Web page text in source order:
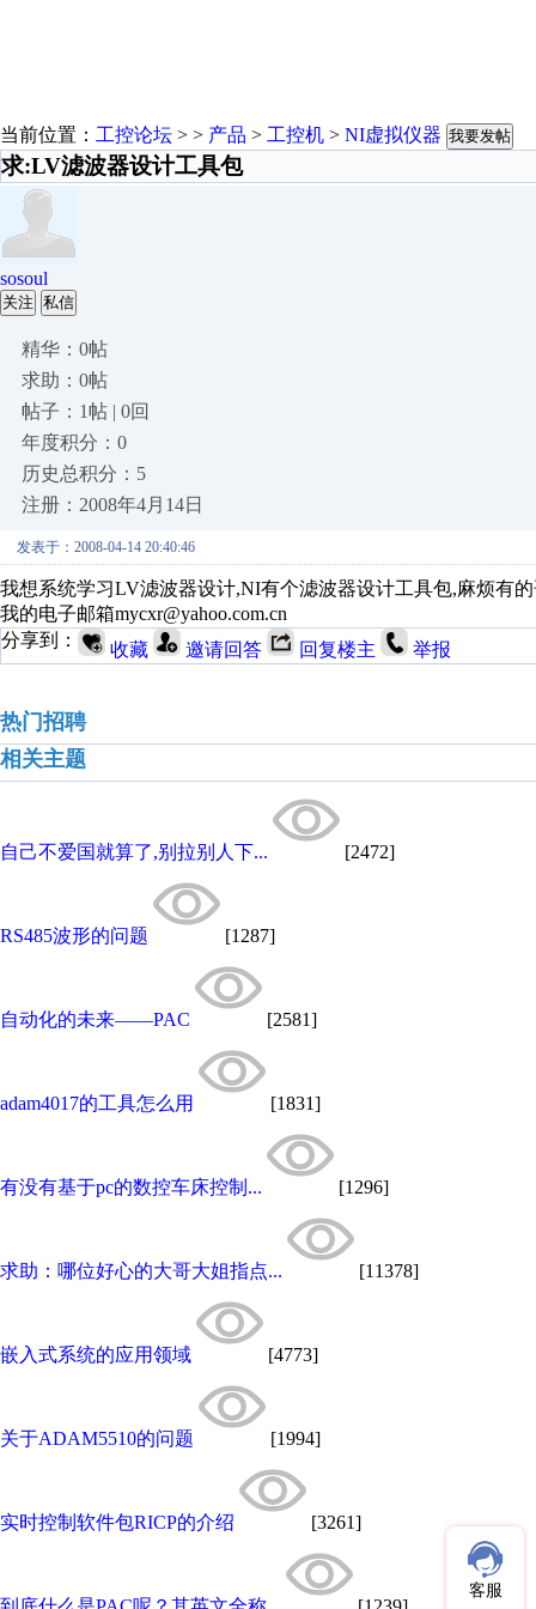
当前位置： 工控论坛 > > 产品 > 工控机 > NI虚拟仪器 我要发帖
求:LV滤波器设计工具包
sosoul
关注 私信
精华：0帖
求助：0帖
帖子：1帖 | 0回
年度积分：0
历史总积分：5
注册：2008年4月14日
发表于：2008-04-14 20:40:46
我想系统学习LV滤波器设计,NI有个滤波器设计工具包,麻烦有
我的电子邮箱mycxr@yahoo.com.cn
分享到：
收藏 邀请回答 回复楼主 举报
热门招聘
相关主题
自己不爱国就算了,别拉别人下... [2472]
RS485波形的问题 [1287]
自动化的未来――PAC [2581]
adam4017的工具怎么用 [1831]
有没有基于pc的数控车床控制... [1296]
求助：哪位好心的大哥大姐指点... [11378]
嵌入式系统的应用领域 [4773]
关于ADAM5510的问题 [1994]
实时控制软件包RICP的介绍 [3261]
客服